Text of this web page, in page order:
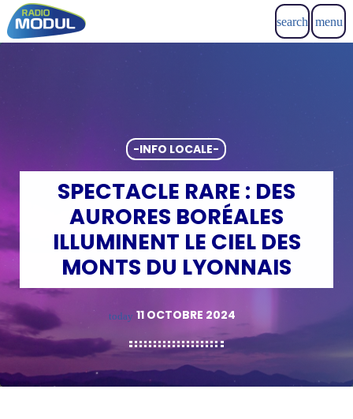
search menu
-INFO LOCALE-
SPECTACLE RARE : DES
AURORES BORÉALES
ILLUMINENT LE CIEL DES
MONTS DU LYONNAIS
today 11 OCTOBRE 2024